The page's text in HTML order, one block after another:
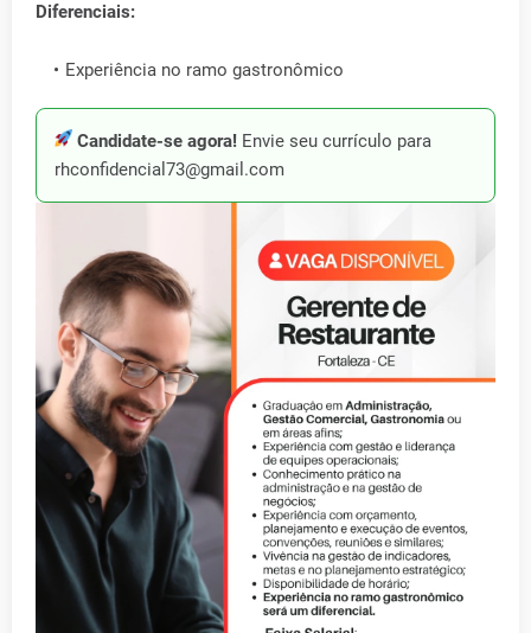
Diferenciais:
Experiência no ramo gastronômico
Candidate-se agora! Envie seu currículo para
rhconfidencial73@gmail.com